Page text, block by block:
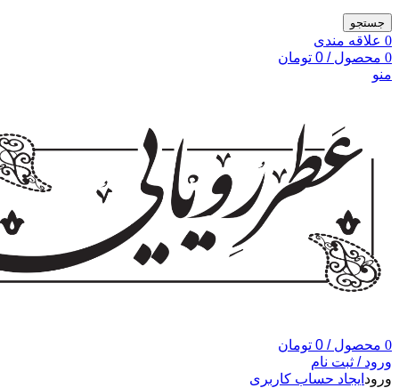
جستجو
0 علاقه مندی
0 محصول /
0 تومان
منو
0 محصول /
0 تومان
ورود / ثبت نام
ورود ایجاد حساب کاربری